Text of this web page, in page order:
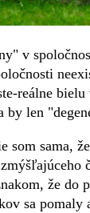
v
reálne
by len
som sama,
že do
sa pomaly